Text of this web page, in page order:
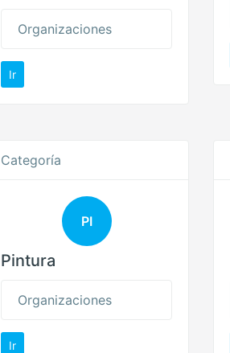
Organizaciones
Ir
Categoría
PI
Pintura
Organizaciones
Ir